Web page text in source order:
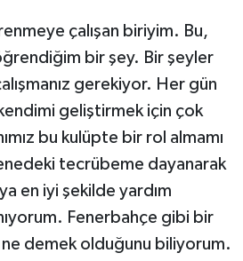
çalışan biriyim. Bu,
bir şey. Bir şeyler
gerekiyor. Her gün
geliştirmek için çok
bu kulüpte bir rol almamı
tecrübeme dayanarak
en iyi şekilde yardım
Fenerbahçe gibi bir
ne demek olduğunu biliyorum.